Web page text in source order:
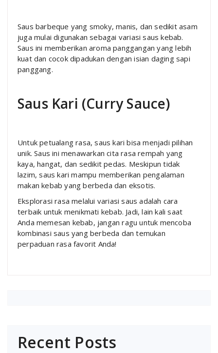
Saus barbeque yang smoky, manis, dan sedikit asam
juga mulai digunakan sebagai variasi saus kebab.
Saus ini memberikan aroma panggangan yang lebih
kuat dan cocok dipadukan dengan isian daging sapi
panggang.
Saus Kari (Curry Sauce)
Untuk petualang rasa, saus kari bisa menjadi pilihan
unik. Saus ini menawarkan cita rasa rempah yang
kaya, hangat, dan sedikit pedas. Meskipun tidak
lazim, saus kari mampu memberikan pengalaman
makan kebab yang berbeda dan eksotis.
Eksplorasi rasa melalui variasi saus adalah cara
terbaik untuk menikmati kebab. Jadi, lain kali saat
Anda memesan kebab, jangan ragu untuk mencoba
kombinasi saus yang berbeda dan temukan
perpaduan rasa favorit Anda!
Recent Posts